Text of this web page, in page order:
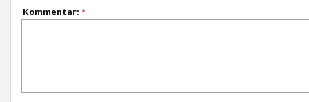
Kommentar: *